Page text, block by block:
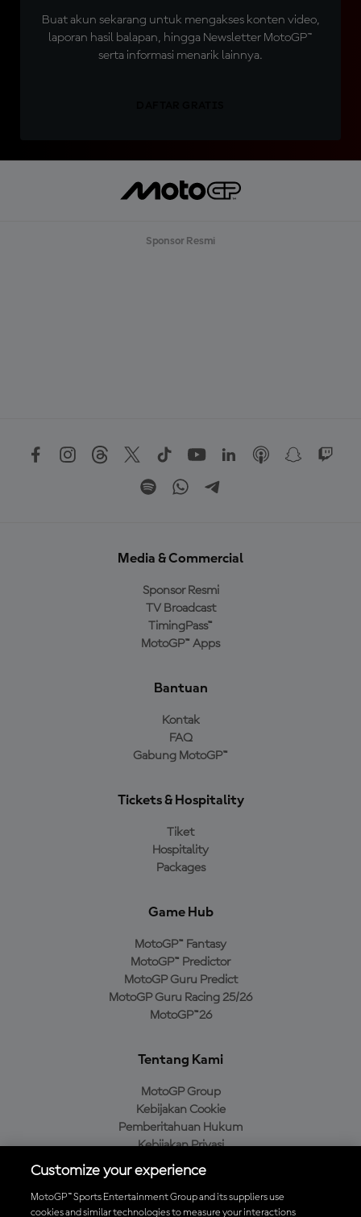
Buat akun sekarang untuk mengakses konten video,
laporan hasil balapan, hingga Newsletter MotoGP™
serta informasi menarik lainnya.
Sponsor Resmi
Media & Commercial
Sponsor Resmi
TV Broadcast
TimingPass™
MotoGP™ Apps
Bantuan
Kontak
FAQ
Gabung MotoGP™
Tickets & Hospitality
Tiket
Hospitality
Packages
Game Hub
MotoGP™ Fantasy
MotoGP™ Predictor
MotoGP Guru Predict
MotoGP Guru Racing 25/26
MotoGP™26
Tentang Kami
MotoGP Group
Kebijakan Cookie
Pemberitahuan Hukum
Kebijakan Privasi
Kebijakan Pembelian
Customize your experience
MotoGP™ Sports Entertainment Group and its suppliers use
cookies and similar technologies to measure your interactions